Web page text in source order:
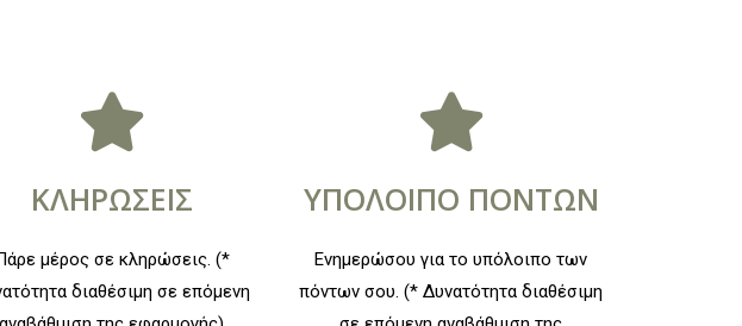
ΚΛΗΡΩΣΕΙΣ
μέρος σε κληρώσεις. (*
διαθέσιμη σε επόμενη
ΥΠΟΛΟΙΠΟ ΠΟΝΤΩΝ
Ενημερώσου για το υπόλοιπο των
πόντων σου. (* Δυνατότητα διαθέσιμη